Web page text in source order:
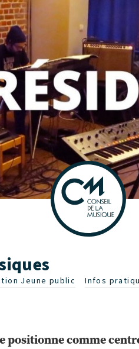
Jeune public Infos
positionne comme